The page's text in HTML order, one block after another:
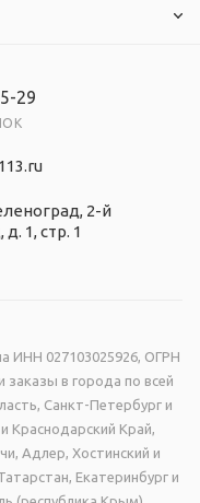
29
2-й
1, стр. 1
ИНН 027103025926, ОГРН
в города по всей
Санкт-Петербург и
Краснодарский Край,
Адлер, Хостинский и
Екатеринбург и